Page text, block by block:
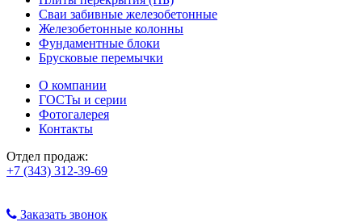
Сваи забивные железобетонные
Железобетонные колонны
Фундаментные блоки
Брусковые перемычки
О компании
ГОСТы и серии
Фотогалерея
Контакты
Отдел продаж:
+7 (343) 312-39-69
Заказать звонок